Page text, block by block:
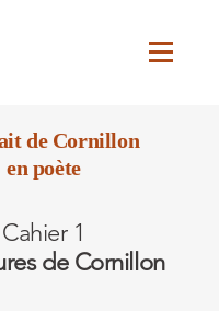
de Cornillon
en poète
Cahier 1
de Cornillon